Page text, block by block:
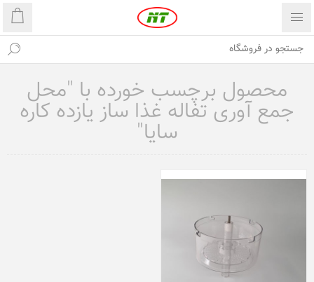
محصول برچسب خورده با "محل
جمع آوری تفاله غذا ساز یازده کاره
سایا"